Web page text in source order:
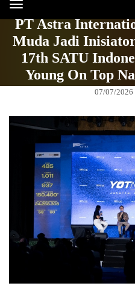
Toggle
navigation
PT Astra
Muda Jadi
17th SATU
Young On Top
07/07/2026